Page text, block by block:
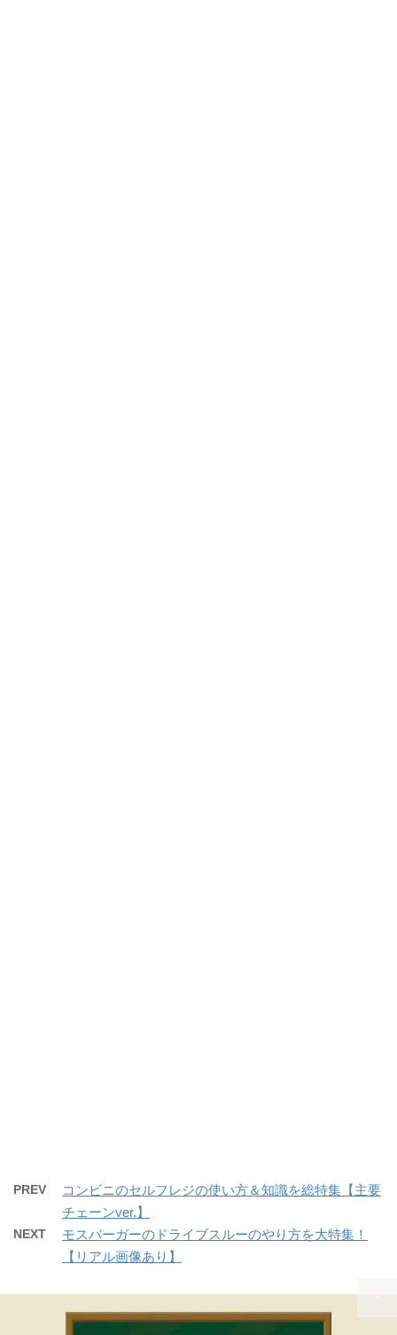
PREV
コンビニのセルフレジの使い方＆知識を総特集【主要
チェーンver.】
NEXT
モスバーガーのドライブスルーのやり方を大特集！
【リアル画像あり】